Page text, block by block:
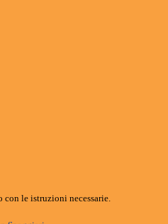
le istruzioni necessarie.